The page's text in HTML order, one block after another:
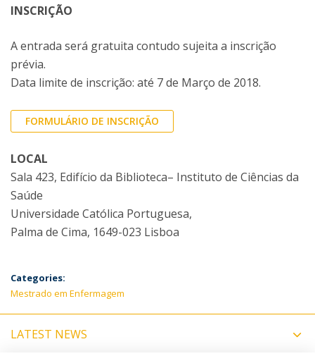
INSCRIÇÃO
A entrada será gratuita contudo sujeita a inscrição
prévia.
Data limite de inscrição: até 7 de Março de 2018.
FORMULÁRIO DE INSCRIÇÃO
LOCAL
Sala 423, Edifício da Biblioteca– Instituto de Ciências da
Saúde
Universidade Católica Portuguesa,
Palma de Cima, 1649-023 Lisboa
Categories:
Mestrado em Enfermagem
LATEST NEWS